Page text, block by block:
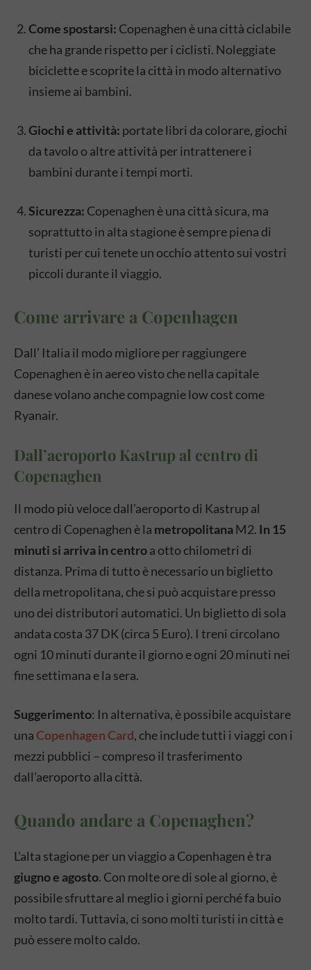
Come spostarsi: Copenaghen è una città ciclabile
che ha grande rispetto per i ciclisti. Noleggiate
biciclette e scoprite la città in modo alternativo
insieme ai bambini.
Giochi e attività: portate libri da colorare, giochi
da tavolo o altre attività per intrattenere i
bambini durante i tempi morti.
Sicurezza: Copenaghen è una città sicura, ma
soprattutto in alta stagione è sempre piena di
turisti per cui tenete un occhio attento sui vostri
piccoli durante il viaggio.
Come arrivare a Copenhagen
Dall’ Italia il modo migliore per raggiungere
Copenaghen è in aereo visto che nella capitale
danese volano anche compagnie low cost come
Ryanair.
Dall’aeroporto Kastrup al centro di
Copenaghen
Il modo più veloce dall’aeroporto di Kastrup al
centro di Copenaghen è la metropolitanaM2. In 15
minuti si arriva in centroa otto chilometri di
distanza. Prima di tutto è necessario un biglietto
della metropolitana, che si può acquistare presso
uno dei distributori automatici. Un biglietto di sola
andata costa 37 DK (circa 5 Euro). I treni circolano
ogni 10 minuti durante il giorno e ogni 20 minuti nei
fine settimana e la sera.
Suggerimento: In alternativa, è possibile acquistare
unaCopenhagen Card, che include tutti i viaggi con i
mezzi pubblici – compreso il trasferimento
dall’aeroporto alla città.
Quando andare a Copenaghen?
L’alta stagione per un viaggio a Copenhagen è tra
giugno e agosto. Con molte ore di sole al giorno, è
possibile sfruttare al meglio i giorni perché fa buio
molto tardi. Tuttavia, ci sono molti turisti in città e
può essere molto caldo.